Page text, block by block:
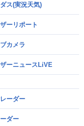
ス(実況天気)
ーリポート
カメラ
ーニュースLiVE
ーダー
ダー